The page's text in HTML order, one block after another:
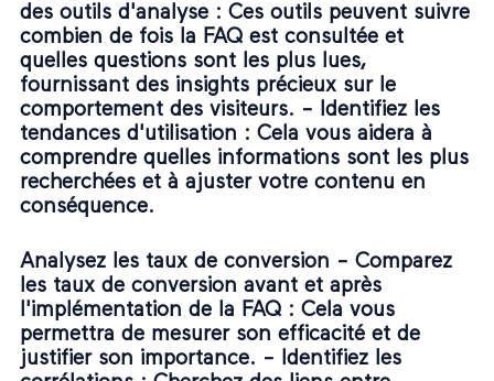
des outils d'analyse : Ces outils peuvent suivre
combien de fois la FAQ est consultée et
quelles questions sont les plus lues,
fournissant des insights précieux sur le
comportement des visiteurs. -
Identifiez les
tendances d'utilisation : Cela vous aidera à
comprendre quelles informations sont les plus
recherchées et à ajuster votre contenu en
conséquence.
Analysez les taux de conversion - Comparez
les taux de conversion avant et après
l'implémentation de la FAQ : Cela vous
permettra de mesurer son efficacité et de
justifier son importance. -
Identifiez les